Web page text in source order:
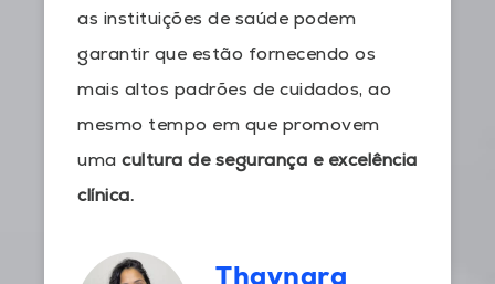
as instituições de saúde podem
garantir que estão fornecendo os
mais altos padrões de cuidados, ao
mesmo tempo em que promovem
uma cultura de segurança e excelência
clínica.
Thaynara